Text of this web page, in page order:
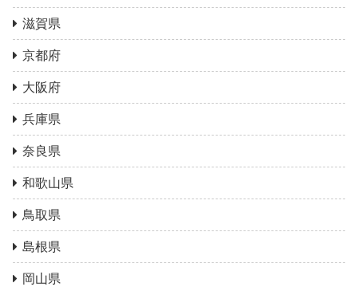
滋賀県
京都府
大阪府
兵庫県
奈良県
和歌山県
鳥取県
島根県
岡山県